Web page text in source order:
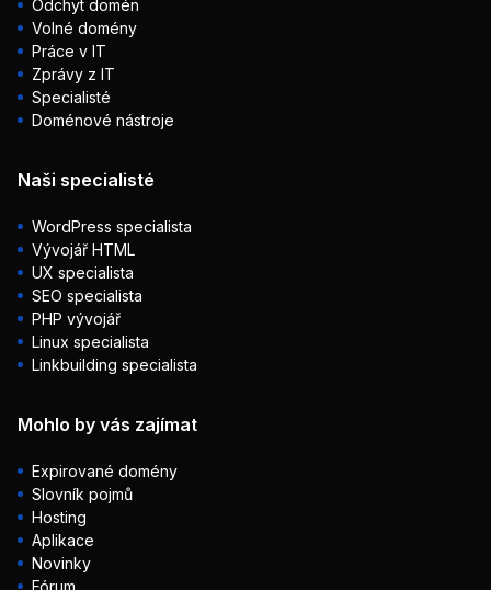
Odchyt domén
Volné domény
Práce v IT
Zprávy z IT
Specialisté
Doménové nástroje
Naši specialisté
WordPress specialista
Vývojář HTML
UX specialista
SEO specialista
PHP vývojář
Linux specialista
Linkbuilding specialista
Mohlo by vás zajímat
Expirované domény
Slovník pojmů
Hosting
Aplikace
Novinky
Fórum